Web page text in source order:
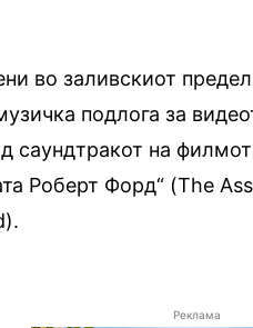
во заливскиот
подлога за
саундтракот на
Роберт Форд“ (The
Реклама